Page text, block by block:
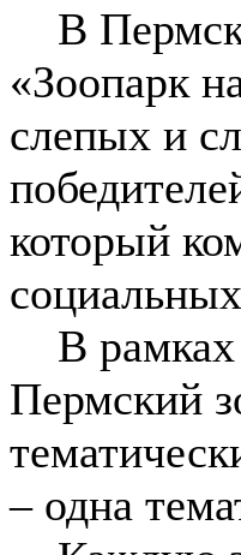
В
«Зоопарк
слепых и
который
В рамках
Пермский
– одна